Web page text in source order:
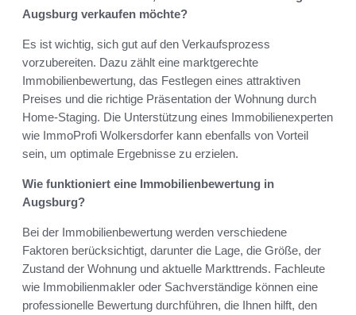
Augsburg verkaufen möchte?
Es ist wichtig, sich gut auf den Verkaufsprozess
vorzubereiten. Dazu zählt eine marktgerechte
Immobilienbewertung, das Festlegen eines attraktiven
Preises und die richtige Präsentation der Wohnung durch
Home-Staging. Die Unterstützung eines Immobilienexperten
wie ImmoProfi Wolkersdorfer kann ebenfalls von Vorteil
sein, um optimale Ergebnisse zu erzielen.
Wie funktioniert eine Immobilienbewertung in
Augsburg?
Bei der Immobilienbewertung werden verschiedene
Faktoren berücksichtigt, darunter die Lage, die Größe, der
Zustand der Wohnung und aktuelle Markttrends. Fachleute
wie Immobilienmakler oder Sachverständige können eine
professionelle Bewertung durchführen, die Ihnen hilft, den